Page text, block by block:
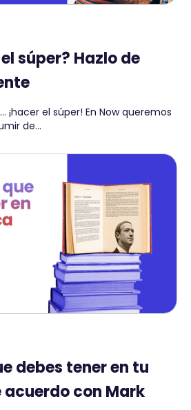
súper? Hazlo de
¡hacer el súper! En Now queremos
de...
debes tener en tu
con Mark